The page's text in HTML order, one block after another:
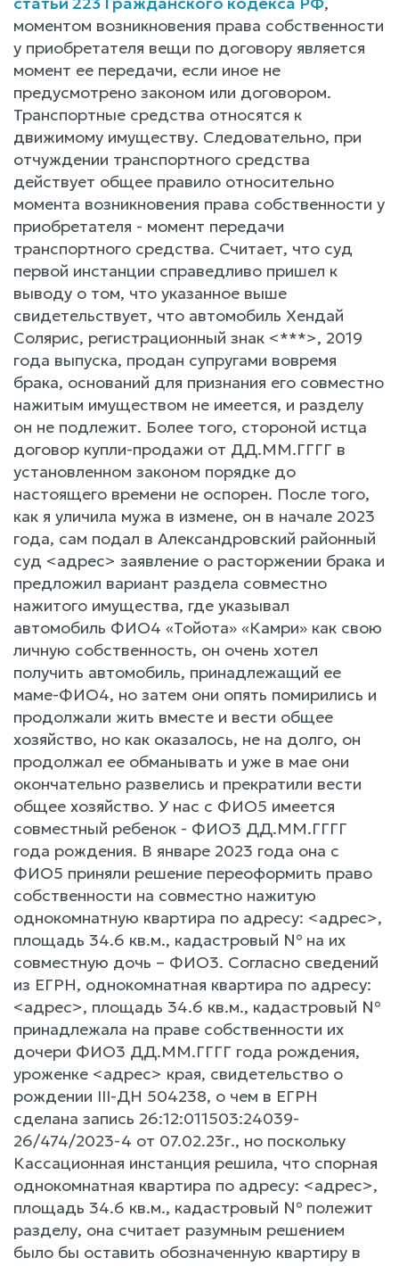
моментом возникновения права собственности
у приобретателя вещи по договору является
момент ее передачи, если иное не
предусмотрено законом или договором.
Транспортные средства относятся к
движимому имуществу. Следовательно, при
отчуждении транспортного средства
действует общее правило относительно
момента возникновения права собственности у
приобретателя - момент передачи
транспортного средства. Считает, что суд
первой инстанции справедливо пришел к
выводу о том, что указанное выше
свидетельствует, что автомобиль Хендай
Солярис, регистрационный знак <***>, 2019
года выпуска, продан супругами вовремя
брака, оснований для признания его совместно
нажитым имуществом не имеется, и разделу
он не подлежит. Более того, стороной истца
договор купли-продажи от ДД.ММ.ГГГГ в
установленном законом порядке до
настоящего времени не оспорен. После того,
как я уличила мужа в измене, он в начале 2023
года, сам подал в Александровский районный
суд <адрес> заявление о расторжении брака и
предложил вариант раздела совместно
нажитого имущества, где указывал
автомобиль ФИО4 «Тойота» «Камри» как свою
личную собственность, он очень хотел
получить автомобиль, принадлежащий ее
маме-ФИО4, но затем они опять помирились и
продолжали жить вместе и вести общее
хозяйство, но как оказалось, не на долго, он
продолжал ее обманывать и уже в мае они
окончательно развелись и прекратили вести
общее хозяйство. У нас с ФИО5 имеется
совместный ребенок - ФИО3 ДД.ММ.ГГГГ
года рождения. В январе 2023 года она с
ФИО5 приняли решение переоформить право
собственности на совместно нажитую
однокомнатную квартира по адресу: <адрес>,
площадь 34.6 кв.м., кадастровый № на их
совместную дочь – ФИО3. Согласно сведений
из ЕГРН, однокомнатная квартира по адресу:
<адрес>, площадь 34.6 кв.м., кадастровый №
принадлежала на праве собственности их
дочери ФИО3 ДД.ММ.ГГГГ года рождения,
уроженке <адрес> края, свидетельство о
рождении III-ДН 504238, о чем в ЕГРН
сделана запись 26:12:011503:24039-
26/474/2023-4 от 07.02.23г., но поскольку
Кассационная инстанция решила, что спорная
однокомнатная квартира по адресу: <адрес>,
площадь 34.6 кв.м., кадастровый № полежит
разделу, она считает разумным решением
было бы оставить обозначенную квартиру в